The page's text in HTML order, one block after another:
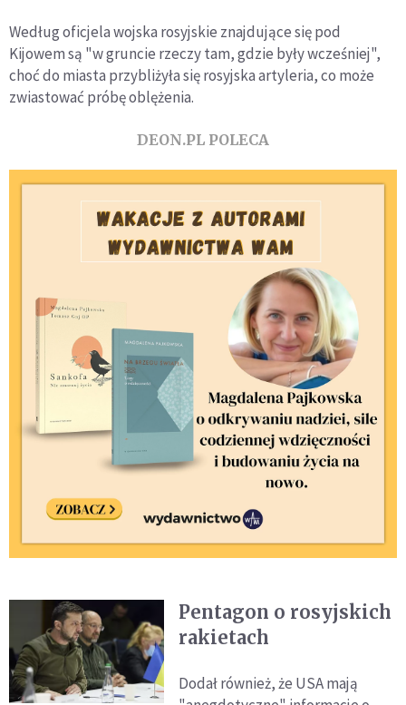
Według oficjela wojska rosyjskie znajdujące się pod
Kijowem są "w gruncie rzeczy tam, gdzie były wcześniej",
choć do miasta przybliżyła się rosyjska artyleria, co może
zwiastować próbę oblężenia.
DEON.PL POLECA
Pentagon o rosyjskich
rakietach
Dodał również, że USA mają